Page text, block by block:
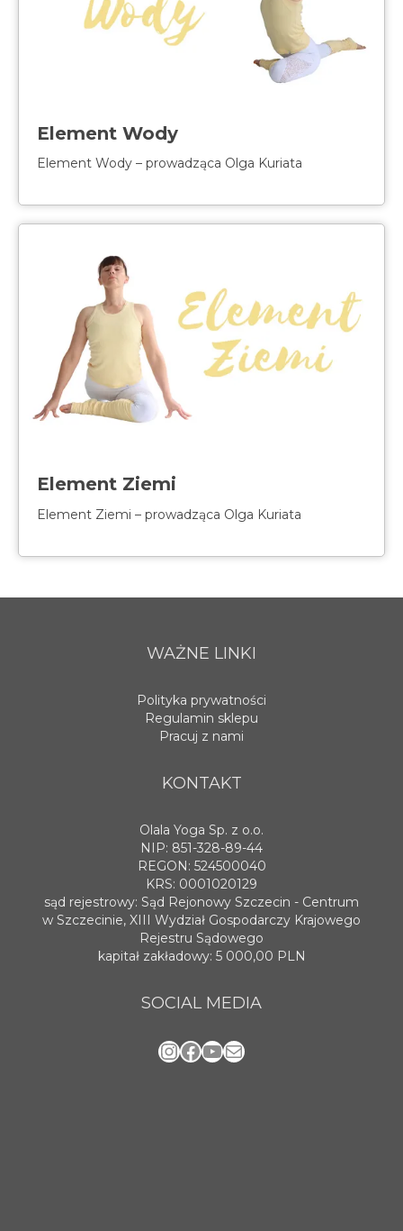
Element Wody
Element Wody – prowadząca Olga Kuriata
Element Ziemi
Element Ziemi – prowadząca Olga Kuriata
WAŻNE LINKI
Polityka prywatności
Regulamin sklepu
Pracuj z nami
KONTAKT
Olala Yoga Sp. z o.o.
NIP: 851-328-89-44
REGON: 524500040
KRS: 0001020129
sąd rejestrowy: Sąd Rejonowy Szczecin - Centrum
w Szczecinie, XIII Wydział Gospodarczy Krajowego
Rejestru Sądowego
kapitał zakładowy: 5 000,00 PLN
SOCIAL MEDIA
Instagram
Facebook
YouTube
Mail